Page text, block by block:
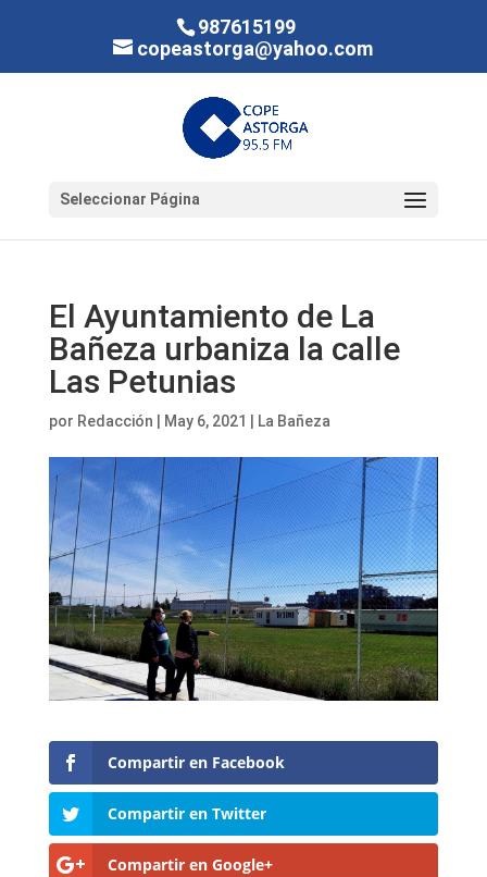
987615199
copeastorga@yahoo.com
Seleccionar Página
El Ayuntamiento de La
Bañeza urbaniza la calle
Las Petunias
por Redacción May 6, 2021 La Bañeza
Compartir en Facebook
Compartir en Twitter
Compartir en Google+